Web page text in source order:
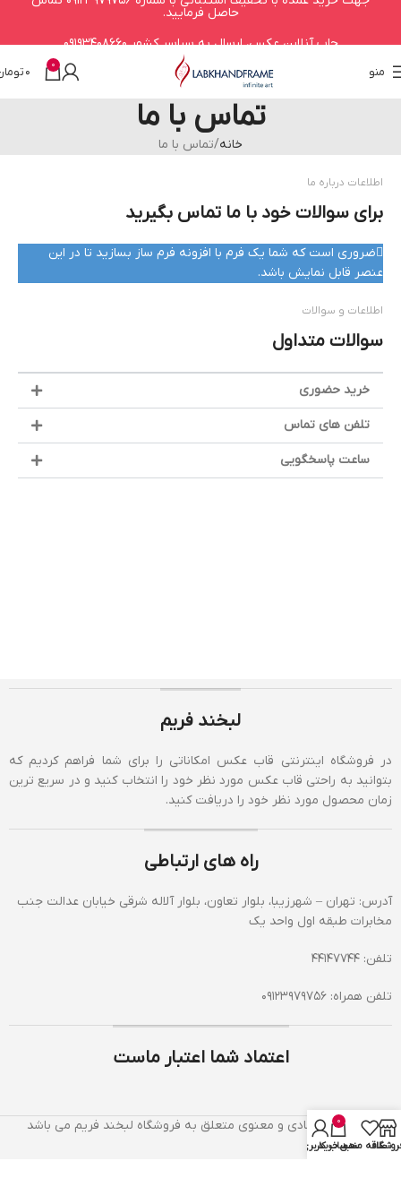
منو 0
0
تماس با ما
خانه تماس با ما
اطلاعات درباره ما
برای سوالات خود با ما تماس بگیرید
ضروری است که شما یک فرم با افزونه فرم ساز بسازید تا در این
عنصر قابل نمایش باشد.
اطلاعات و سوالات
سوالات متداول
خرید حضوری
تلفن های تماس
ساعت پاسخگویی
لبخند فریم
در فروشگاه اینترنتی قاب عکس امکاناتی را برای شما فراهم کردیم که
بتوانید به راحتی قاب عکس مورد نظر خود را انتخاب کنید و در سریع ترین
زمان محصول مورد نظر خود را دریافت کنید.
راه های ارتباطی
آدرس: تهران – شهرزیبا، بلوار تعاون، بلوار آلاله شرقی خیابان عدالت جنب
مخابرات طبقه اول واحد یک
تلفن: 44147744
تلفن همراه: 09123979756
اعتماد شما اعتبار ماست
کلیه حقوق مادی و معنوی متعلق به فروشگاه لبخند فریم می باشد
حاصل فرمایید.
چاپ آنلاین عکس، ارسال به سراسر کشور 09193408660
علاقه مندی
0
سبد خرید
حساب کاربری من